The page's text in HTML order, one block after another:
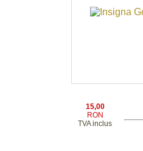
15,00
RON
TVA inclus